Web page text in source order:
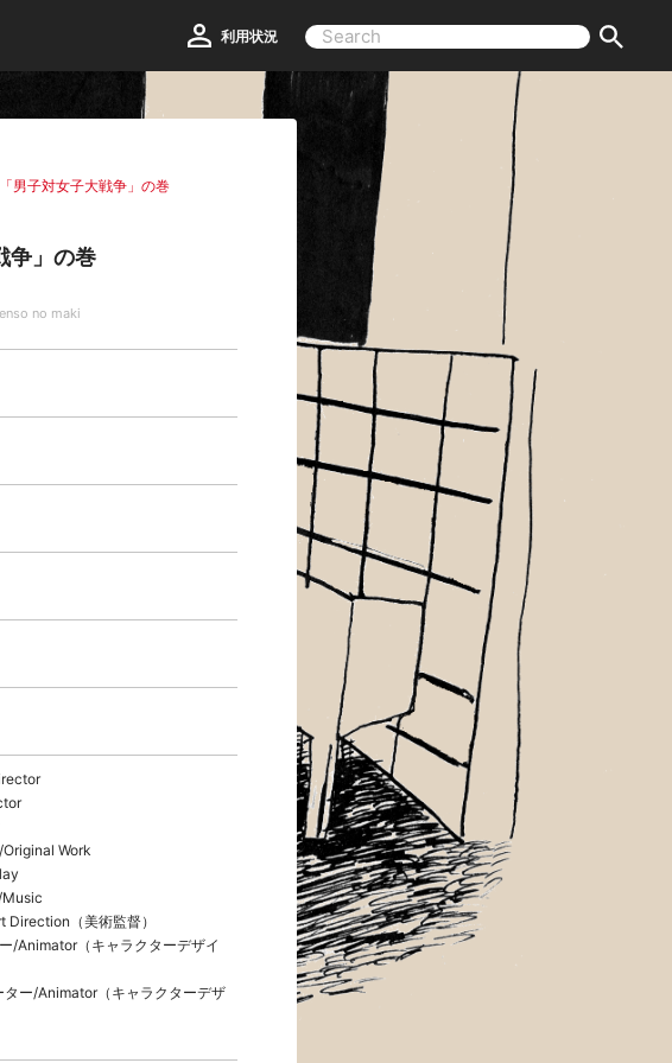
利用状況
子対女子大戦争」の巻
」の巻
no maki
Original Work
Direction（美術監督）
/Animator（キャラクターデザイ
ター/Animator（キャラクターデザ